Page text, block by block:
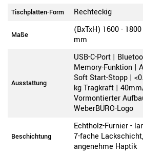
Tischplatten-Form Rechteckig
Maße
(BxTxH) 1600 -
mm
Ausstattung
USB-C-Port |
Memory-Funktion |
Soft Start-Stopp |
kg Tragkraft |
Vormontierter
WeberBÜRO-Logo
Beschichtung
Echtholz-Furnier -
7-fache
angenehme Haptik